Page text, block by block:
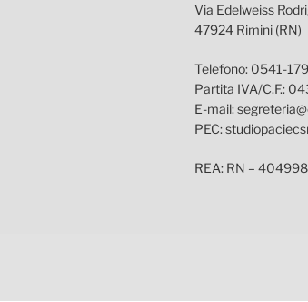
Via Edelweiss
47924 Rimini (RN)
Telefono: 0541-
Partita IVA/C.F.:
E-mail:
PEC:
REA: RN – 404998